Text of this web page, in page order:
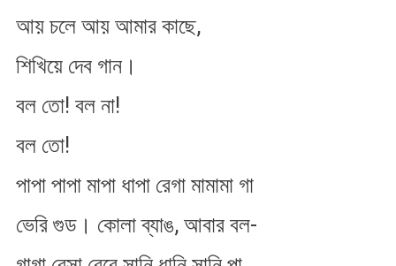
আয় চলে আয় আমার কাছে,
শিখিয়ে দেব গান।
বল তো! বল না!
বল তো!
পাপা পাপা মাপা ধাপা রেগা মামামা গা
ভেরি গুড। কোলা ব্যাঙ, আবার বল​-